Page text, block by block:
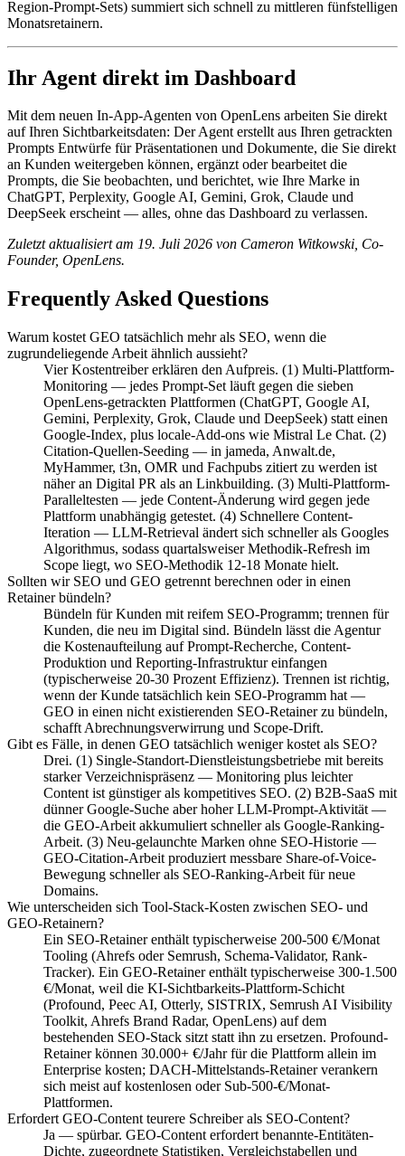
Region-Prompt-Sets) summiert sich schnell zu mittleren fünfstelligen
Monatsretainern.
Ihr Agent direkt im Dashboard
Mit dem neuen In-App-Agenten von OpenLens arbeiten Sie direkt
auf Ihren Sichtbarkeitsdaten: Der Agent erstellt aus Ihren getrackten
Prompts Entwürfe für Präsentationen und Dokumente, die Sie direkt
an Kunden weitergeben können, ergänzt oder bearbeitet die
Prompts, die Sie beobachten, und berichtet, wie Ihre Marke in
ChatGPT, Perplexity, Google AI, Gemini, Grok, Claude und
DeepSeek erscheint — alles, ohne das Dashboard zu verlassen.
Zuletzt aktualisiert am 19. Juli 2026 von Cameron Witkowski, Co-
Founder, OpenLens.
Frequently Asked Questions
Warum kostet GEO tatsächlich mehr als SEO, wenn die
zugrundeliegende Arbeit ähnlich aussieht?
Vier Kostentreiber erklären den Aufpreis. (1) Multi-Plattform-
Monitoring — jedes Prompt-Set läuft gegen die sieben
OpenLens-getrackten Plattformen (ChatGPT, Google AI,
Gemini, Perplexity, Grok, Claude und DeepSeek) statt einen
Google-Index, plus locale-Add-ons wie Mistral Le Chat. (2)
Citation-Quellen-Seeding — in jameda, Anwalt.de,
MyHammer, t3n, OMR und Fachpubs zitiert zu werden ist
näher an Digital PR als an Linkbuilding. (3) Multi-Plattform-
Paralleltesten — jede Content-Änderung wird gegen jede
Plattform unabhängig getestet. (4) Schnellere Content-
Iteration — LLM-Retrieval ändert sich schneller als Googles
Algorithmus, sodass quartalsweiser Methodik-Refresh im
Scope liegt, wo SEO-Methodik 12-18 Monate hielt.
Sollten wir SEO und GEO getrennt berechnen oder in einen
Retainer bündeln?
Bündeln für Kunden mit reifem SEO-Programm; trennen für
Kunden, die neu im Digital sind. Bündeln lässt die Agentur
die Kostenaufteilung auf Prompt-Recherche, Content-
Produktion und Reporting-Infrastruktur einfangen
(typischerweise 20-30 Prozent Effizienz). Trennen ist richtig,
wenn der Kunde tatsächlich kein SEO-Programm hat —
GEO in einen nicht existierenden SEO-Retainer zu bündeln,
schafft Abrechnungsverwirrung und Scope-Drift.
Gibt es Fälle, in denen GEO tatsächlich weniger kostet als SEO?
Drei. (1) Single-Standort-Dienstleistungsbetriebe mit bereits
starker Verzeichnispräsenz — Monitoring plus leichter
Content ist günstiger als kompetitives SEO. (2) B2B-SaaS mit
dünner Google-Suche aber hoher LLM-Prompt-Aktivität —
die GEO-Arbeit akkumuliert schneller als Google-Ranking-
Arbeit. (3) Neu-gelaunchte Marken ohne SEO-Historie —
GEO-Citation-Arbeit produziert messbare Share-of-Voice-
Bewegung schneller als SEO-Ranking-Arbeit für neue
Domains.
Wie unterscheiden sich Tool-Stack-Kosten zwischen SEO- und
GEO-Retainern?
Ein SEO-Retainer enthält typischerweise 200-500 €/Monat
Tooling (Ahrefs oder Semrush, Schema-Validator, Rank-
Tracker). Ein GEO-Retainer enthält typischerweise 300-1.500
€/Monat, weil die KI-Sichtbarkeits-Plattform-Schicht
(Profound, Peec AI, Otterly, SISTRIX, Semrush AI Visibility
Toolkit, Ahrefs Brand Radar, OpenLens) auf dem
bestehenden SEO-Stack sitzt statt ihn zu ersetzen. Profound-
Retainer können 30.000+ €/Jahr für die Plattform allein im
Enterprise kosten; DACH-Mittelstands-Retainer verankern
sich meist auf kostenlosen oder Sub-500-€/Monat-
Plattformen.
Erfordert GEO-Content teurere Schreiber als SEO-Content?
Ja — spürbar. GEO-Content erfordert benannte-Entitäten-
Dichte, zugeordnete Statistiken, Vergleichstabellen und